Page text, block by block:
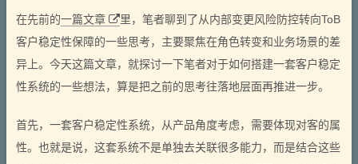
在先前的一篇文章
里，笔者聊到了从内部变更风险防控转向ToB
客户稳定性保障的一些思考，主要聚焦在角色转变和业务场景的差
异上。今天这篇文章，就探讨一下笔者对于如何搭建一套客户稳定
性系统的一些想法，算是把之前的思考往落地层面再推进一步。
首先，一套客户稳定性系统，从产品角度考虑，需要体现对客的属
性。也就是说，这套系统不是单独去关联很多能力，而是结合这些